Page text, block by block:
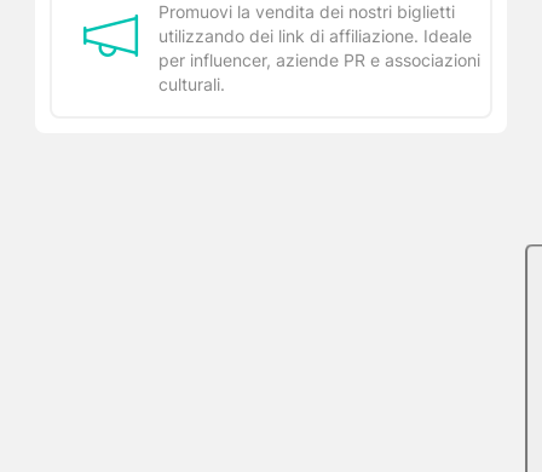
Promuovi la vendita dei nostri biglietti
utilizzando dei link di affiliazione. Ideale
per influencer, aziende PR e associazioni
culturali.